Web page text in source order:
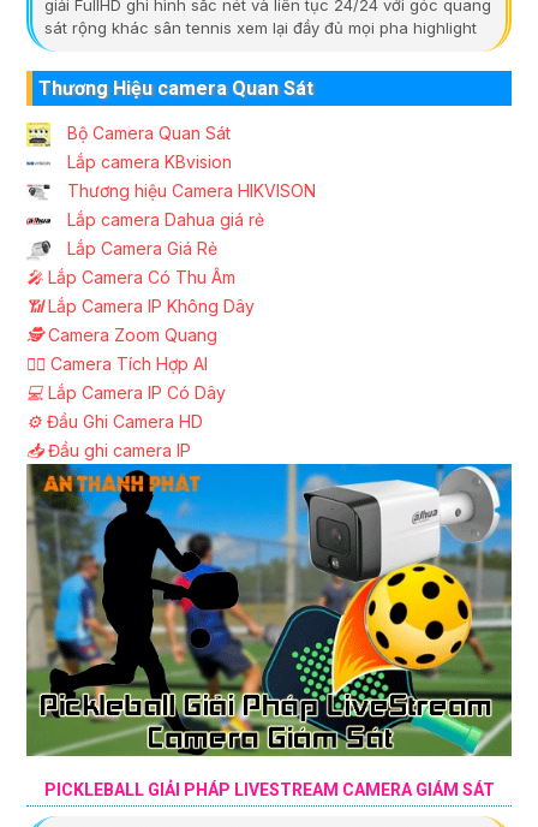
giải FullHD ghi hình sắc nét và liên tục 24/24 với góc quang
sát rộng khác sân tennis xem lại đầy đủ mọi pha highlight
Thương Hiệu camera Quan Sát
Bộ Camera Quan Sát
Lắp camera KBvision
Thương hiệu Camera HIKVISON
Lắp camera Dahua giá rẻ
Lắp Camera Giá Rẻ
️🎤️ Lắp Camera Có Thu Âm
📶Lắp Camera IP Không Dây
🕵️Camera Zoom Quang
🧛‍♀️ Camera Tích Hợp AI
💻 Lắp Camera IP Có Dây
⚙️ Đầu Ghi Camera HD
📥Đầu ghi camera IP
PICKLEBALL GIẢI PHÁP LIVESTREAM CAMERA GIÁM SÁT